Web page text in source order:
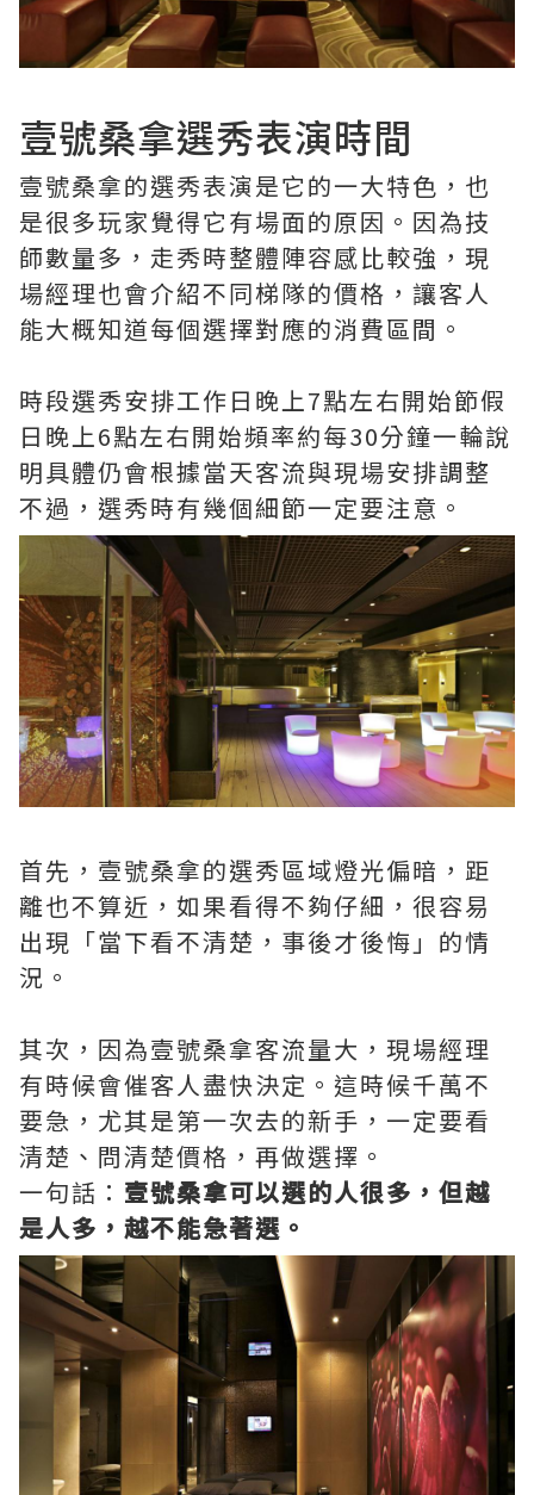
壹號桑拿選秀表演時間
壹號桑拿的選秀表演是它的一大特色，也
是很多玩家覺得它有場面的原因。因為技
師數量多，走秀時整體陣容感比較強，現
場經理也會介紹不同梯隊的價格，讓客人
能大概知道每個選擇對應的消費區間。
時段選秀安排工作日晚上7點左右開始節假
日晚上6點左右開始頻率約每30分鐘一輪說
明具體仍會根據當天客流與現場安排調整
不過，選秀時有幾個細節一定要注意。
首先，壹號桑拿的選秀區域燈光偏暗，距
離也不算近，如果看得不夠仔細，很容易
出現「當下看不清楚，事後才後悔」的情
況。
其次，因為壹號桑拿客流量大，現場經理
有時候會催客人盡快決定。這時候千萬不
要急，尤其是第一次去的新手，一定要看
清楚、問清楚價格，再做選擇。
一句話： 壹號桑拿可以選的人很多，但越
是人多，越不能急著選。